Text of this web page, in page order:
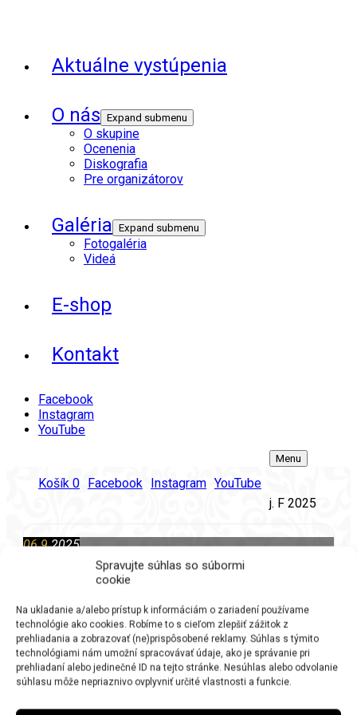
Spravujte súhlas so súbormi
cookie
Na ukladanie a/alebo prístup k informáciám o zariadení používame
technológie ako cookies. Robíme to s cieľom zlepšiť zážitok z
prehliadania a zobrazovať (ne)prispôsobené reklamy. Súhlas s týmito
technológiami nám umožní spracovávať údaje, ako je správanie pri
prehliadaní alebo jedinečné ID na tejto stránke. Nesúhlas alebo odvolanie
súhlasu môže nepriaznivo ovplyvniť určité vlastnosti a funkcie.
Aktuálne vystúpenia
O nás Expand submenu
O skupine
Ocenenia
Diskografia
Pre organizátorov
Galéria Expand submenu
Fotogaléria
Videá
E-shop
Kontakt
Facebook
Instagram
YouTube
Košík 0 Facebook Instagram YouTube
Menu
j. F 2025
06.9.2025
HLUČÍN (CZ)súkromný koncert na
narodeninovej oslave
Najbližšia akcia